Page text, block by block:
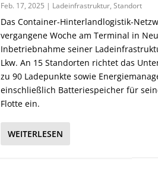
Feb. 17, 2025 | Ladeinfrastruktur, Standort
Das Container-Hinterlandlogistik-
vergangene Woche am Terminal in
Inbetriebnahme seiner
Lkw. An 15 Standorten richtet das
zu 90 Ladepunkte sowie
einschließlich Batteriespeicher für
Flotte ein.
WEITERLESEN